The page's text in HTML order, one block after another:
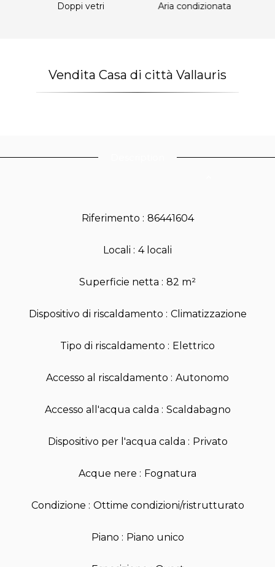
Doppi vetri Aria condizionata
Vendita Casa di città Vallauris
Riferimento 86441604
Locali 4 locali
Superficie netta 82 m²
Dispositivo di riscaldamento Climatizzazione
Tipo di riscaldamento Elettrico
Accesso al riscaldamento Autonomo
Accesso all'acqua calda Scaldabagno
Dispositivo per l'acqua calda Privato
Acque nere Fognatura
Condizione Ottime condizioni/ristrutturato
Piano Piano unico